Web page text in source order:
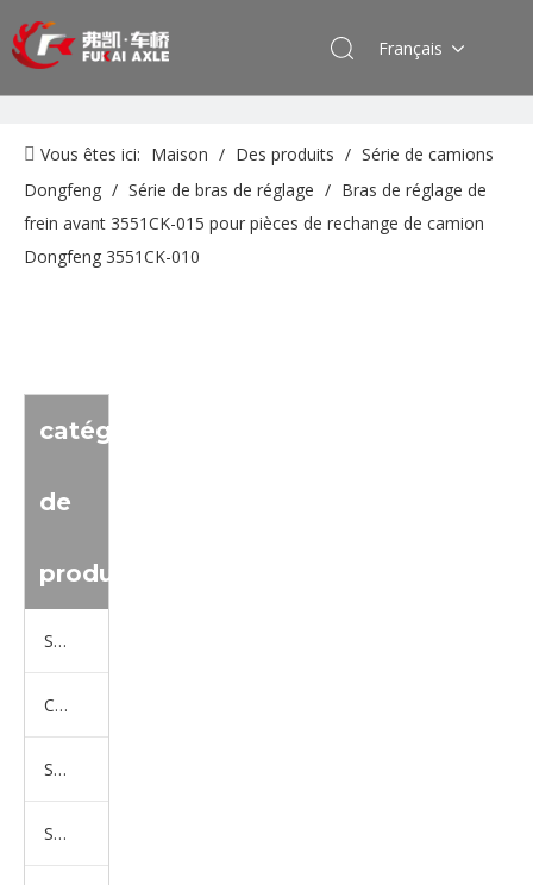
Français
Vous êtes ici: Maison / Des produits / Série de camions
Dongfeng / Série de bras de réglage / Bras de réglage de
frein avant 3551CK-015 pour pièces de rechange de camion
Dongfeng 3551CK-010
catégorie
de
produit
Série de camions Sinotruk
Camion Shacman Série
Série de camions SAIC-lveco Hongyan
Série de camions Foton Auman